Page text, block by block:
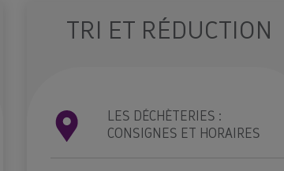
TRI ET RÉDUCTION
LES DÉCHÈTERIES :
CONSIGNES ET HORAIRES